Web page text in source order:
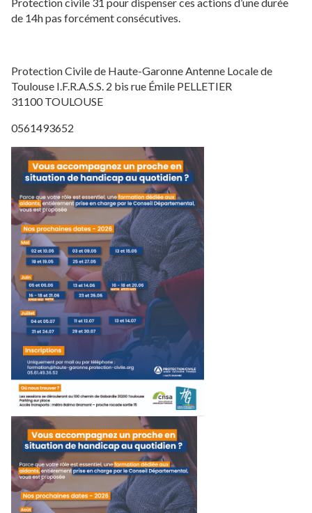
de 14h pas forcément consécutives.
Protection Civile de Haute-Garonne Antenne Locale de
Toulouse I.F.R.A.S.S. 2 bis rue Émile PELLETIER
31100 TOULOUSE
0561493652